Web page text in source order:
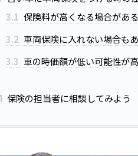
3.1 保険料が高くなる場合があ
3.2 車両保険に入れない場合も
3.3 車の時価額が低い可能性が
保険の担当者に相談してみよう